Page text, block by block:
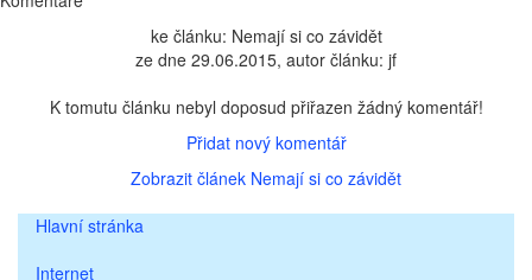
ke článku: Nemají si co závidět
ze dne 29.06.2015, autor článku: jf
K tomutu článku nebyl doposud přiřazen žádný komentář!
Přidat nový komentář
Zobrazit článek Nemají si co závidět
Hlavní stránka
Internet